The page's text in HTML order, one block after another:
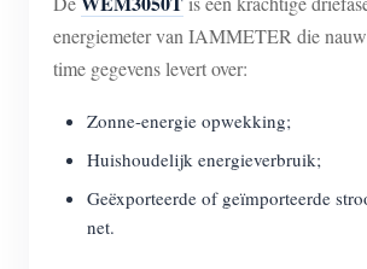
energiemeter van IAMMETER die
time gegevens levert over:
Zonne-energie opwekking;
Huishoudelijk energieverbruik;
Geëxporteerde of geïmporteerde
net.